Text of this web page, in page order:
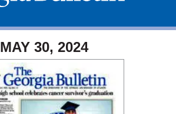
MAY 30, 2024